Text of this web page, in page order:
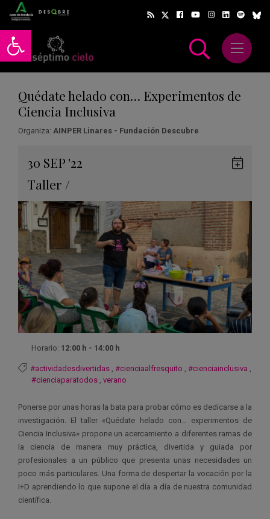
Abrir barra de herramientas
Abrir
Quédate helado con… Experimentos de
Ciencia Inclusiva
Organiza: AINPER Linares - Fundación Descubre
30 SEP '22
Taller /
Horario: 12:00 h - 14:00 h
#actividadesdivertidas #cienciaalfresquito #cienciainclusiva
#cienciaparatodos verano
Ponerse por unas horas la bata para probar cómo es dedicarse a la
investigación. El taller «Quédate helado con… experimentos de
Ciencia Inclusiva» propone un acercamiento a diferentes ramas de
la ciencia de manera muy práctica, divertida y guiada por
profesionales a un público que presenta unas necesidades un
poco más particulares. Una forma de despertar la vocación por la
I+D aprendiendo lo que supone el día a día de nuestra comunidad
científica.